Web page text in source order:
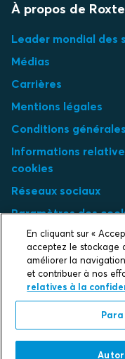
À propos de
Leader mondial des
Médias
Carrières
Mentions légales
Conditions
Informations
cookies
Réseaux sociaux
Paramètres des
Select market
Choose local site
En cliquant sur «
acceptez le stockage
améliorer la
et contribuer à nos
relatives à la